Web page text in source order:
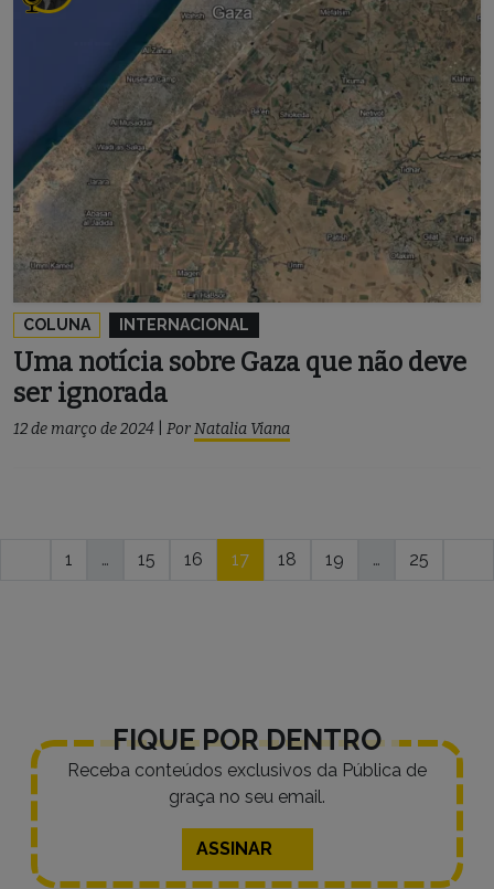
COLUNA INTERNACIONAL
Uma notícia sobre Gaza que não deve
ser ignorada
12 de março de 2024 PorNatalia Viana
Navegação
1 … 15 16 17 18 19 … 25
FIQUE POR DENTRO
Receba conteúdos exclusivos da Pública de
graça no seu email.
ASSINAR